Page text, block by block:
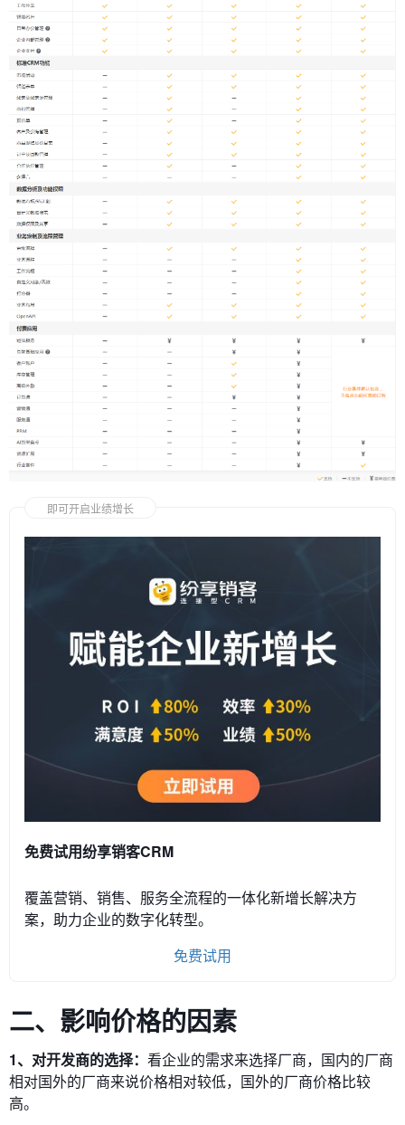
即可开启业绩增长
免费试用纷享销客CRM
覆盖营销、销售、服务全流程的一体化新增长解决方
案，助力企业的数字化转型。
免费试用
二、影响价格的因素
1、对开发商的选择： 看企业的需求来选择厂商，国内的厂商
相对国外的厂商来说价格相对较低，国外的厂商价格比较
高。